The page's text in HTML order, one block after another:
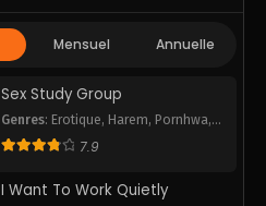
Mensuel Annuelle
Sex Study Group
Genres: Erotique, Harem, Pornhwa,
Romance,School Life
7.9
I Want To Work Quietly